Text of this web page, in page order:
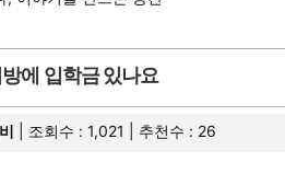
에 입학금 있나요
| 조회수 : 1,021 | 추천수 : 26